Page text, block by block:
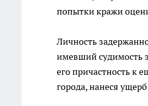
попытки кражи
Личность
имевший судимость
его причастность к
города, нанеся